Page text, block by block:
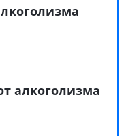
алкоголизма